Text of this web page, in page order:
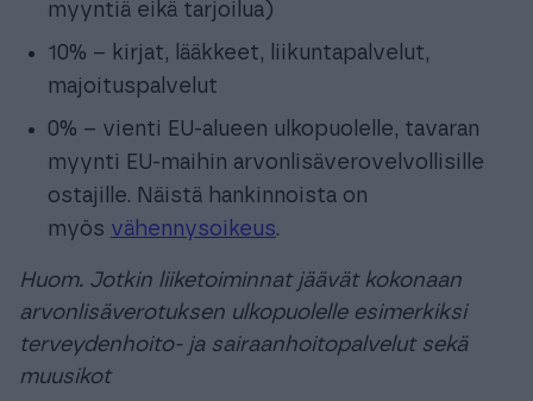
myyntiä eikä tarjoilua)
10% – kirjat, lääkkeet, liikuntapalvelut,
majoituspalvelut
0% – vienti EU-alueen ulkopuolelle, tavaran
myynti EU-maihin arvonlisäverovelvollisille
ostajille. Näistä hankinnoista on
myös vähennysoikeus.
Huom. Jotkin liiketoiminnat jäävät kokonaan
arvonlisäverotuksen ulkopuolelle esimerkiksi
terveydenhoito- ja sairaanhoitopalvelut sekä
muusikot